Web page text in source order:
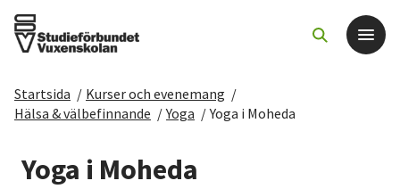
Det här gör vi
För dig som
Startsida / Kurser och evenemang /
Hälsa & välbefinnande / Yoga / Yoga i Moheda
Yoga i Moheda